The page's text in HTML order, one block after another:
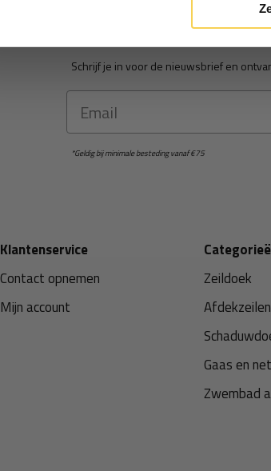
Ontvang €5 korting
Schrijf je in voor de nieuwsbrief en
Email
*Geldig bij minimale besteding vanaf €75
Klantenservice
Contact opnemen
Mijn account
Zeildoek
Afdekzeilen
Gaas en
Zwembad